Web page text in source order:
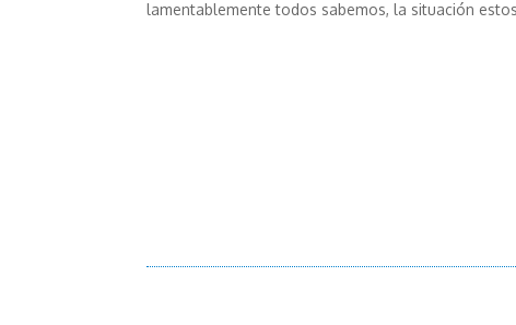
lamentablemente todos sabemos, la situación